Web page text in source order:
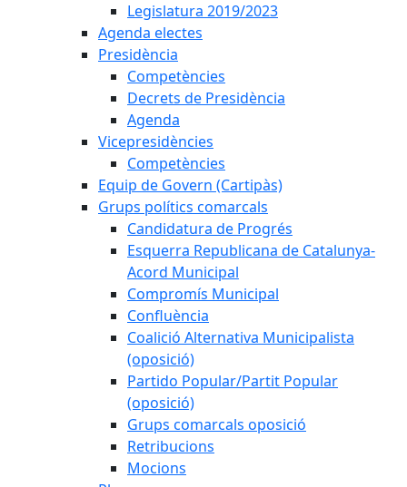
Legislatura 2019/2023
Agenda electes
Presidència
Competències
Decrets de Presidència
Agenda
Vicepresidències
Competències
Equip de Govern (Cartipàs)
Grups polítics comarcals
Candidatura de Progrés
Esquerra Republicana de Catalunya-
Acord Municipal
Compromís Municipal
Confluència
Coalició Alternativa Municipalista
(oposició)
Partido Popular/Partit Popular
(oposició)
Grups comarcals oposició
Retribucions
Mocions